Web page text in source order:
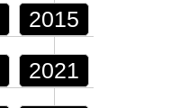
2015
2021